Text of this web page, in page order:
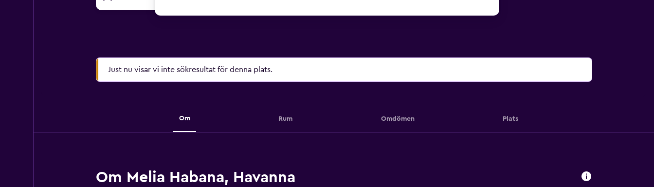
Just nu visar vi inte sökresultat för denna plats.
Om Rum Omdömen Plats
Om Melia Habana, Havanna